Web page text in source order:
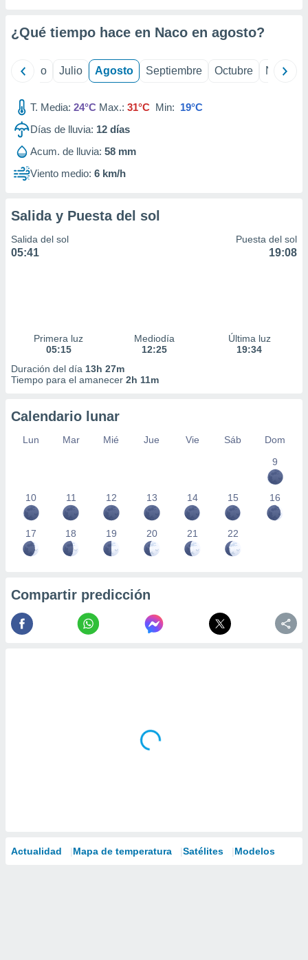
publicidad
de
¿Qué tiempo hace en Naco en agosto?
Junio Julio Agosto Septiembre Octubre
T. Media: 24°C Max.: 31°C Min: 19°C
Días de lluvia: 12 días
Acum. de lluvia: 58 mm
Viento medio: 6 km/h
Salida y Puesta del sol
Salida del sol
05:41
Puesta del sol
19:08
Primera luz
05:15
Mediodía
12:25
Última luz
19:34
Duración del día 13h 27m
Tiempo para el amanecer 2h 11m
Calendario lunar
Lun Mar Mié Jue Vie Sáb
Dom
9
10 11 12 13 14 15 16
17 18 19 20 21 22
Compartir predicción
Actualidad Mapa de temperatura Satélites Modelos